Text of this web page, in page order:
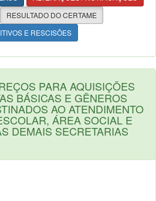
RESULTADO DO CERTAME
E RESCISÕES
PARA AQUISIÇÕES
BÁSICAS E GÊNEROS
AO ATENDIMENTO
ÁREA SOCIAL E
DEMAIS SECRETARIAS